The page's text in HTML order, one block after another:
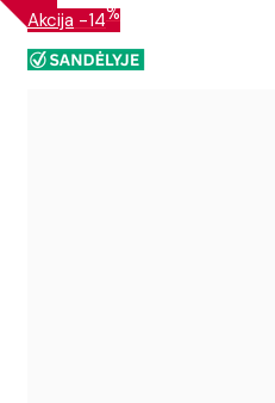
Akcija -14%